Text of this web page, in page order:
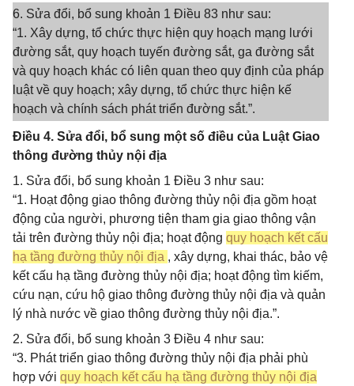
6. Sửa đổi, bổ sung khoản 1 Điều 83 như sau:
“1. Xây dựng, tổ chức thực hiện quy hoạch mạng lưới
đường sắt, quy hoạch tuyến đường sắt, ga đường sắt
và quy hoạch khác có liên quan theo quy định của pháp
luật về quy hoạch; xây dựng, tổ chức thực hiện kế
hoạch và chính sách phát triển đường sắt.”.
Điều 4. Sửa đổi, bổ sung một số điều của Luật Giao
thông đường thủy nội địa
1. Sửa đổi, bổ sung khoản 1 Điều 3 như sau:
“1. Hoạt động giao thông đường thủy nội địa gồm hoạt
động của người, phương tiện tham gia giao thông vận
tải trên đường thủy nội địa; hoạt động quy hoạch kết cấu
hạ tầng đường thủy nội địa , xây dựng, khai thác, bảo vệ
kết cấu hạ tầng đường thủy nội địa; hoạt động tìm kiếm,
cứu nạn, cứu hộ giao thông đường thủy nội địa và quản
lý nhà nước về giao thông đường thủy nội địa.”.
2. Sửa đổi, bổ sung khoản 3 Điều 4 như sau:
“3. Phát triển giao thông đường thủy nội địa phải phù
hợp với quy hoạch kết cấu hạ tầng đường thủy nội địa